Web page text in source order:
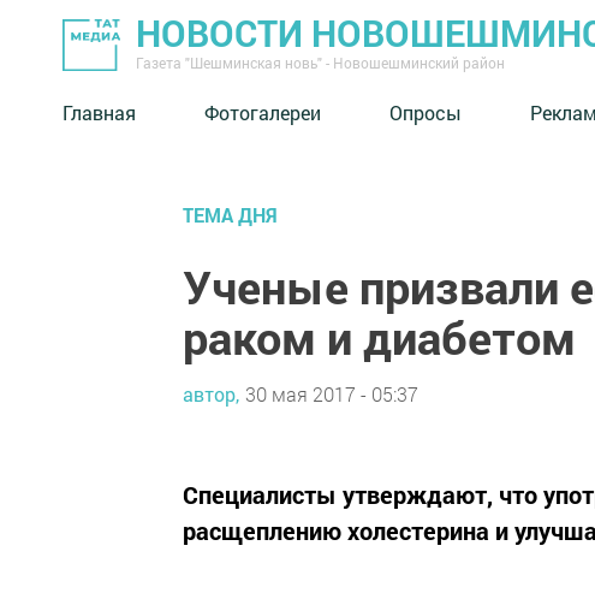
НОВОСТИ
Газета "Шешминская новь" - Новошешминский район
Главная Фотогалереи Опросы
ТЕМА ДНЯ
Ученые призвали
раком и диабетом
автор, 30 мая 2017 - 05:37
Специалисты утверждают, что
расщеплению холестерина и